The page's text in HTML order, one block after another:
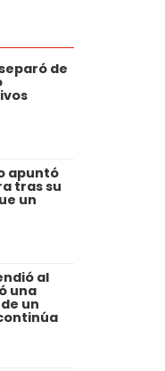
de
apuntó
tras su
un
al
una
un